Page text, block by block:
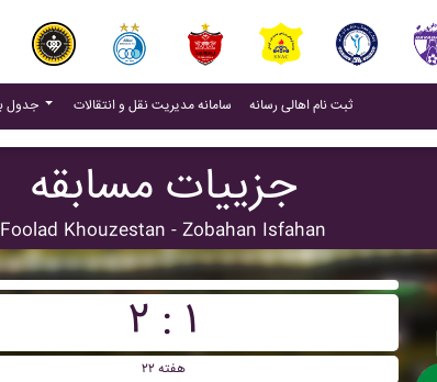
جدول بازی ها سامانه مدیریت نقل و انتقالات (current)
ثبت نام اهالی رسانه(current)
جزییات مسابقه
Foolad Khouzestan - Zobahan Isfahan
۲ : ۱
هفته ۲۲